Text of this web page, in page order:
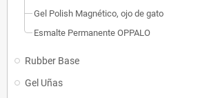
Gel Polish Magnético, ojo de gato
Esmalte Permanente OPPALO
Rubber Base
Gel Uñas